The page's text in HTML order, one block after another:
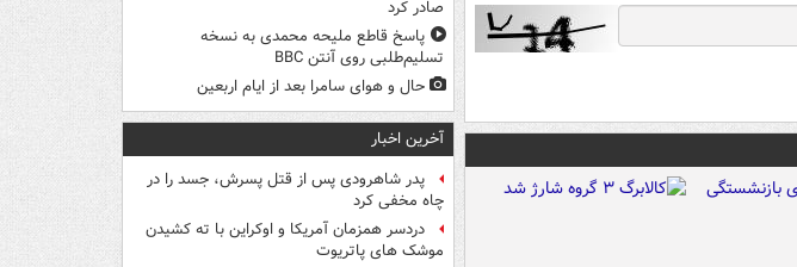
صادر کرد
پاسخ قاطع ملیحه محمدی به نسخه
تسلیم‌طلبی روی آنتن BBC
حال و هوای سامرا بعد از ایام اربعین
آخرین اخبار
پدر شاهرودی پس از قتل پسرش، جسد را در
چاه مخفی کرد
دردسر همزمان آمریکا و اوکراین با ته کشیدن
موشک های پاتریوت